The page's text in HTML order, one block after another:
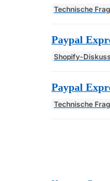
Technische
Paypal
Shopify-
Paypal
Technische